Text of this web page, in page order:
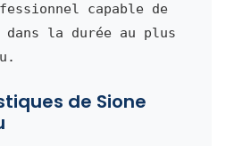
capable de
la durée au plus
de Sione